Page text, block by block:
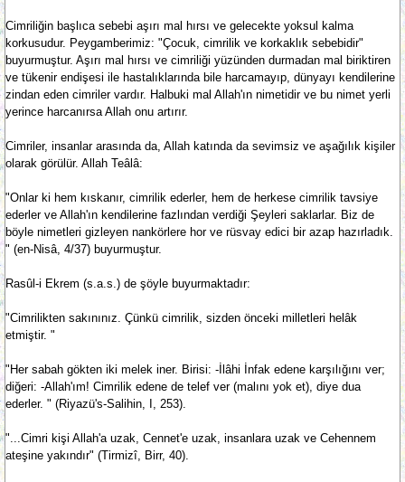
Cimriliğin başlıca sebebi aşırı mal hırsı ve gelecekte yoksul kalma
korkusudur. Peygamberimiz: "Çocuk, cimrilik ve korkaklık sebebidir"
buyurmuştur. Aşırı mal hırsı ve cimriliği yüzünden durmadan mal biriktiren
ve tükenir endişesi ile hastalıklarında bile harcamayıp, dünyayı kendilerine
zindan eden cimriler vardır. Halbuki mal Allah'ın nimetidir ve bu nimet yerli
yerince harcanırsa Allah onu artırır.
Cimriler, insanlar arasında da, Allah katında da sevimsiz ve aşağılık kişiler
olarak görülür. Allah Teâlâ:
"Onlar ki hem kıskanır, cimrilik ederler, hem de herkese cimrilik tavsiye
ederler ve Allah'ın kendilerine fazlından verdiği Şeyleri saklarlar. Biz de
böyle nimetleri gizleyen nankörlere hor ve rüsvay edici bir azap hazırladık.
" (en-Nisâ, 4/37) buyurmuştur.
Rasûl-i Ekrem (s.a.s.) de şöyle buyurmaktadır:
"Cimrilikten sakınınız. Çünkü cimrilik, sizden önceki milletleri helâk
etmiştir. "
"Her sabah gökten iki melek iner. Birisi: -İlâhi İnfak edene karşılığını ver;
diğeri: -Allah'ım! Cimrilik edene de telef ver (malını yok et), diye dua
ederler. " (Riyazü's-Salihin, I, 253).
"...Cimri kişi Allah'a uzak, Cennet'e uzak, insanlara uzak ve Cehennem
ateşine yakındır" (Tirmizî, Birr, 40).